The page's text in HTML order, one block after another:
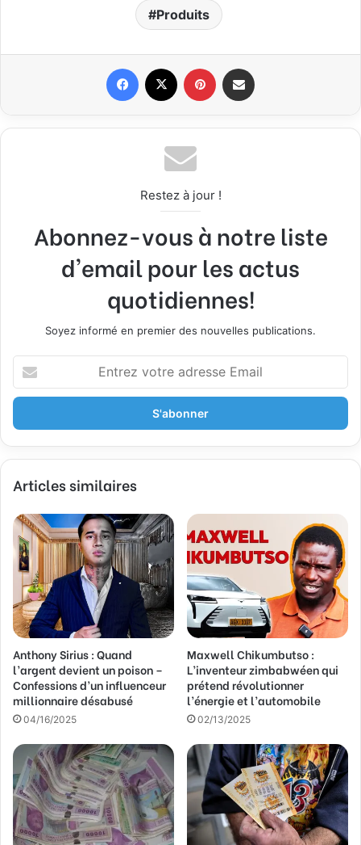
Produits
Restez à jour !
Abonnez-vous à notre liste
d'email pour les actus
quotidiennes!
Soyez informé en premier des nouvelles publications.
t
e
z
o
r
e
a
d
e
s
s
e
E
m
a
i
Articles similaires
Anthony Sirius : Quand
l’argent devient un poison –
Confessions d’un influenceur
millionnaire désabusé
04/16/2025
Maxwell Chikumbutso :
L’inventeur zimbabwéen qui
prétend révolutionner
l’énergie et l’automobile
02/13/2025